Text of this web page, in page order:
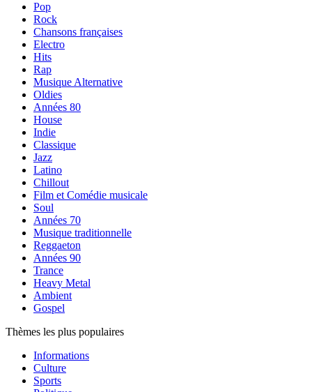
Pop
Rock
Chansons françaises
Electro
Hits
Rap
Musique Alternative
Oldies
Années 80
House
Indie
Classique
Jazz
Latino
Chillout
Film et Comédie musicale
Soul
Années 70
Musique traditionnelle
Reggaeton
Années 90
Trance
Heavy Metal
Ambient
Gospel
Thèmes les plus populaires
Informations
Culture
Sports